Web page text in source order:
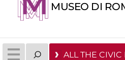
MUSEO DI
ALL THE CIVIC